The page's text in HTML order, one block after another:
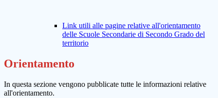
Link utili alle pagine relative all'orientamento
delle Scuole Secondarie di Secondo Grado del
territorio
Orientamento
In questa sezione vengono pubblicate tutte le informazioni relative
all'orientamento.